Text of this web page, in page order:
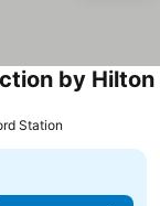
by Hilton
Station